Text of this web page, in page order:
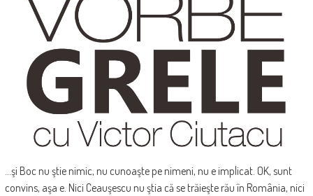
...şi Boc nu ştie nimic, nu cunoaşte pe nimeni, nu e implicat. OK, sunt
convins, aşa e. Nici Ceauşescu nu ştia că se trăieşte rău în România, nici